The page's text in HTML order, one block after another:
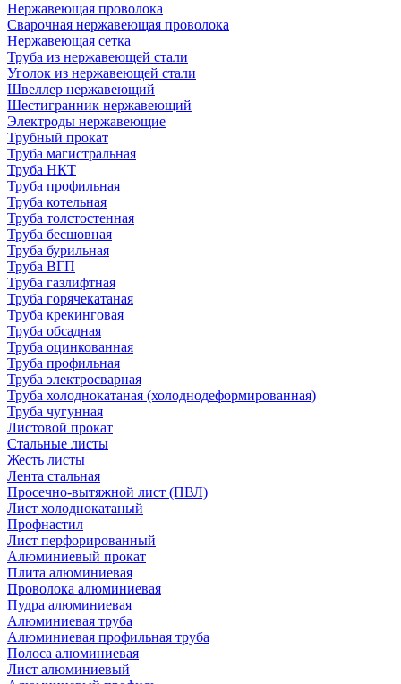
Нержавеющая проволока
Сварочная нержавеющая проволока
Нержавеющая сетка
Труба из нержавеющей стали
Уголок из нержавеющей стали
Швеллер нержавеющий
Шестигранник нержавеющий
Электроды нержавеющие
Трубный прокат
Труба магистральная
Труба НКТ
Труба профильная
Труба котельная
Труба толстостенная
Труба бесшовная
Труба бурильная
Труба ВГП
Труба газлифтная
Труба горячекатаная
Труба крекинговая
Труба обсадная
Труба оцинкованная
Труба профильная
Труба электросварная
Труба холоднокатаная (холоднодеформированная)
Труба чугунная
Листовой прокат
Стальные листы
Жесть листы
Лента стальная
Просечно-вытяжной лист (ПВЛ)
Лист холоднокатаный
Профнастил
Лист перфорированный
Алюминиевый прокат
Плита алюминиевая
Проволока алюминиевая
Пудра алюминиевая
Алюминиевая труба
Алюминиевая профильная труба
Полоса алюминиевая
Лист алюминиевый